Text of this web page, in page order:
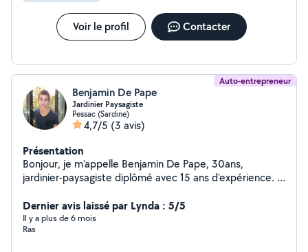
Voir le profil Contacter
Auto-entrepreneur
Benjamin De Pape
Jardinier Paysagiste
Pessac (Sardine)
4,7/5 (3 avis)
Présentation
Bonjour, je m'appelle Benjamin De Pape, 30ans,
jardinier-paysagiste diplômé avec 15 ans d'expérience. -
création de massifs, - Arrosage Automatique. - Petits
élagages - Conseils personnalisés. Équipé, sérieux,
passionné. Premier diagnostic gratuit Porte ouverte
Dernier avis laissé par Lynda : 5/5
Il y a plus de 6 mois
Ras